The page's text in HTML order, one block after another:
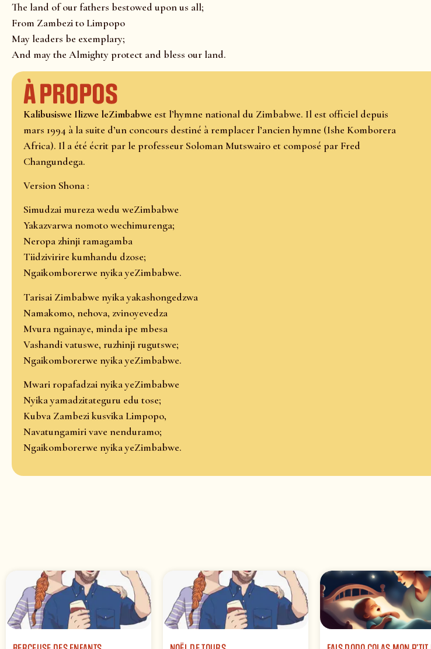
The land of our fathers bestowed upon us all;
From Zambezi to Limpopo
May leaders be exemplary;
And may the Almighty protect and bless our land.
À propos
Kalibusiswe Ilizwe leZimbabwe est l’hymne national du Zimbabwe. Il est officiel depuis
mars 1994 à la suite d’un concours destiné à remplacer l’ancien hymne (Ishe Komborera
Africa). Il a été écrit par le professeur Soloman Mutswairo et composé par Fred
Changundega.
Version Shona :
Simudzai mureza wedu weZimbabwe
Yakazvarwa nomoto wechimurenga;
Neropa zhinji ramagamba
Tiidzivirire kumhandu dzose;
Ngaikomborerwe nyika yeZimbabwe.
Tarisai Zimbabwe nyika yakashongedzwa
Namakomo, nehova, zvinoyevedza
Mvura ngainaye, minda ipe mbesa
Vashandi vatuswe, ruzhinji rugutswe;
Ngaikomborerwe nyika yeZimbabwe.
Mwari ropafadzai nyika yeZimbabwe
Nyika yamadzitateguru edu tose;
Kubva Zambezi kusvika Limpopo,
Navatungamiri vave nenduramo;
Ngaikomborerwe nyika yeZimbabwe.